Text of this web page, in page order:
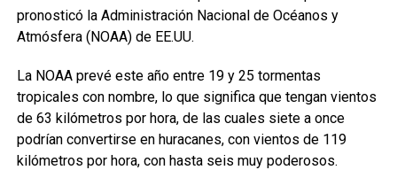
pronosticó la Administración Nacional de Océanos y
Atmósfera (NOAA) de EE.UU.
La NOAA prevé este año entre 19 y 25 tormentas
tropicales con nombre, lo que significa que tengan vientos
de 63 kilómetros por hora, de las cuales siete a once
podrían convertirse en huracanes, con vientos de 119
kilómetros por hora, con hasta seis muy poderosos.